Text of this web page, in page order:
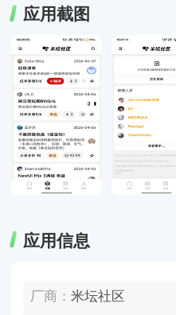
应用截图
应用信息
厂商：米坛社区